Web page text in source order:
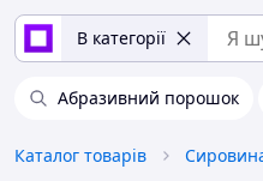
В категорії
Абразивний порошок
Каталог товарів